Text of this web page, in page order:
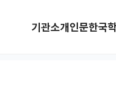
기관소개인문한국